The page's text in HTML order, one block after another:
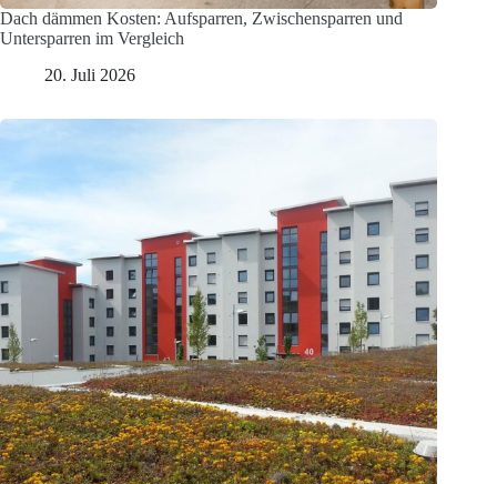
Dach dämmen Kosten: Aufsparren, Zwischensparren und
Untersparren im Vergleich
20. Juli 2026